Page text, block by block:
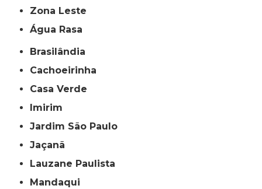
Zona Leste
Água Rasa
Brasilândia
Cachoeirinha
Casa Verde
Imirim
Jardim São Paulo
Jaçanã
Lauzane Paulista
Mandaqui